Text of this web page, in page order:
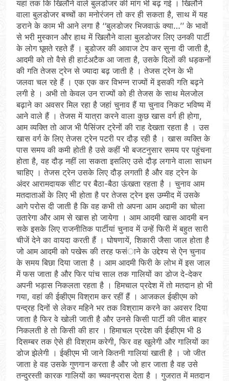
यहां तक कि खिलौने वाले बुलडोजर की मांग भी बढ़ गई । खिलौने
वाला बुलडोजर बच्चों का मनोरंजन तो कर ही सकता है, साथ में यह
डराने के काम भी आने लगा है ‘‘बुलडोजर भिजवाऊं क्या…’’ के भावों
से भरी मुस्कान और हाथ में खिलौने वाला बुलडोजर लिए उनकी पार्टी
के लोग घूमते रहते हैं । बुडोजर की आवाज टेप कर सुना दी जाती है,
आदमी को तो वैसे ही हार्टअटैक आ जाता है, उसके दिलों की धड़कनों
की गति तेजस ट्रेन से ज्यादा बढ़ जाती है । तेजस ट्रेन के भी
जलवा चल रहे हैं । एक एक कर विभन्न राज्यों में इसकी गति बढ़ने
लगी हे । अभी तो केवल उन राज्यों को ही तेजस के साथ मेलजोल
बढ़ाने का अवसर मिल रहा है जहां चुनाव हैं या चुनाव निकट भविष्य में
आने वाले हैं । तेजस में यात्रा करने वाला कुछ खास वर्ग ही होगा,
आम व्यक्ति तो आज भी पैसिंजर ट्रेनों की राह देखता रहता है । उस
खास वर्ग के लिए तेजस ट्रेन पटरी पर दौड़ रही है । खास व्यक्ति के
पास समय की कमी होती है उसे कहीं भी बजटनुसार समय पर पहुंचना
होता है, वह दौड़ नहीं ला सकता इसलिए उसे दौड़ लगाने वाला साधन
चाहिए । तेजस ट्रेन उसके लिए दौड़ लगताी है और वह ट्रेन के
अंदर आरामदायक सीट पर बैठा-बैठा ऊंखता रहता है । चुनाव आम
मतदाताओं के लिए भी होता है पर तेजस ट्रेन इस उम्मीद में उसके
आगे परोस दी जाती है कि वह कभी तो अपना आम अदामी का चोला
उतारेगा और आम से खास हो जायेगा । आम आदमी खास आदमी बन
सके इसके लिए राजनीतिक पार्टीयां चुनाव में उन्हें फिरी में बहुत सारी
चीजें देने का वायदा करती हैं । घोषणायें, शिकारी जैसा जाल होता है
जो आम आदमी को पखेरू की तरह फसंाने के उद्देश्य से ऐन चुनाव
के समय बिछा दिया जाता है । आम आदमी फिरी के लोभ में इस जाल
में फस जाता है और फिर पांच साल तक गालियों का डोज दे-देकर
अपनी भड़ास निकलता रहता है । हिमचाल प्रदेश में तो मतदान हो भी
गया, वहां की ईव्हीएम विश्राम कर रहीं हैं । आजकल ईव्हीएम को
पन्द्रह दिनों से लेकर महिने भर तक विश्रााम करने का अवसर दिया
जाता है फिर वे खोली जाती है और उनसे किसी पार्टी की जीत बाहर
निकलती हे तो किसी की हार । हिमाचल प्रदेश की ईव्हीएम भी 8
दिसम्बर तक ऐसे ही विश्राम करेगी, फिर वह खुलेगी और गालियों का
डोज झेलेगी । ईव्हीएम भी जाने कितनी गालियां खाती है । जो जीत
जाता हे वह उसके गुणगान करता है और जो हार जाता है वह उसे
तन्दुरस्ती कारक गालियों का च्यवनप्रास देता है । गुजरात में मतदान